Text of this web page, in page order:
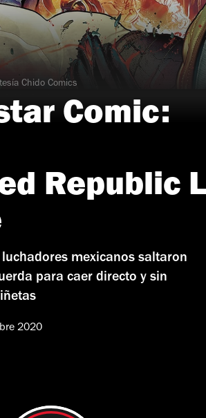
Comics
Chido Comics
Comic:
Republic
mexicanos saltaron
para caer directo y sin
2020